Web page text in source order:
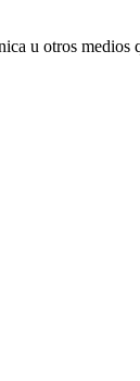
u otros medios